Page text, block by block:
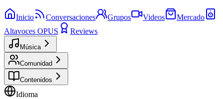
Inicio Conversaciones Grupos Videos
Mercado
Altavoces OPUS
Reviews
Música
Comunidad
Contenidos
Idioma